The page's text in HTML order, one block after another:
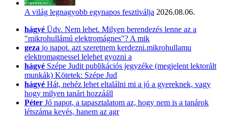
A világ legnagyobb egynapos fesztiválja 2026.08.06.
hágyé Üdv. Nem lehet. Milyen berendezés lenne az a
"mikrohullámú elektromágnes"? A mik
geza jo napot. azt szeretnem kerdezni.mikrohullamu
elektromagnessel lelehet gyozni a
hágyé Szépe Judit publikációs jegyzéke (megjelent lektorált
munkák) Kötetek: Szépe Jud
hágyé Hát, nehéz lehet eltalálni mi a jó a gyereknek, vagy
hogy milyen tanári hozzááll
Péter Jó napot, a tapasztalatom az, hogy nem is a tanárok
létszáma kevés, hanem az agr